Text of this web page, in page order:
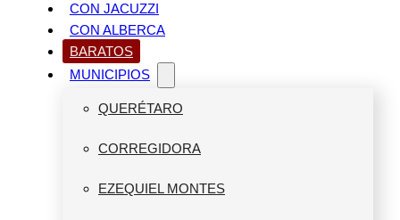
CON JACUZZI
CON ALBERCA
BARATOS
MUNICIPIOS
QUERÉTARO
CORREGIDORA
EZEQUIEL MONTES